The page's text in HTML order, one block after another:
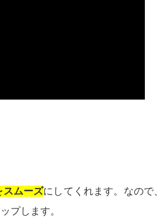
スムーズにしてくれます。なので、
プします。